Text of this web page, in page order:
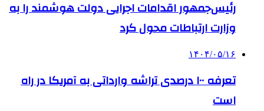
رئیس‌جمهور اقدامات اجرایی دولت هوشمند را به
وزارت ارتباطات محول کرد
۱۴۰۴/۰۵/۱۶
تعرفه ۱۰۰ درصدی تراشه وارداتی به آمریکا در راه
است